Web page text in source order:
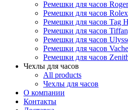
Ремешки для часов
Ремешки для часов Rolex
Ремешки для часов Tag
Ремешки для часов
Ремешки для часов
Ремешки для часов
Ремешки для часов
Чехлы для часов
All products
Чехлы для часов
О компании
Контакты